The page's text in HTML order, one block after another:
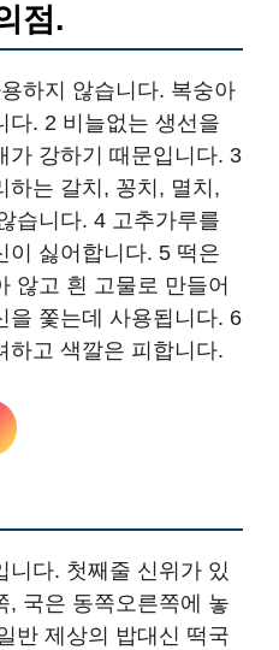
점.
하지 않습니다. 복숭아
다. 2 비늘없는 생선을
가 강하기 때문입니다. 3
하는 갈치, 꽁치, 멸치,
습니다. 4 고추가루를
이 싫어합니다. 5 떡은
않고 흰 고물로 만들어
을 쫓는데 사용됩니다. 6
하고 색깔은 피합니다.
니다. 첫째줄 신위가 있
, 국은 동쪽오른쪽에 놓
반 제상의 밥대신 떡국